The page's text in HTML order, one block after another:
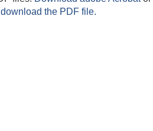
the PDF file.